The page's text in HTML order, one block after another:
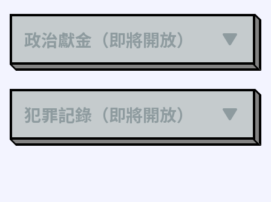
政治獻金（即將開放）
犯罪記錄（即將開放）